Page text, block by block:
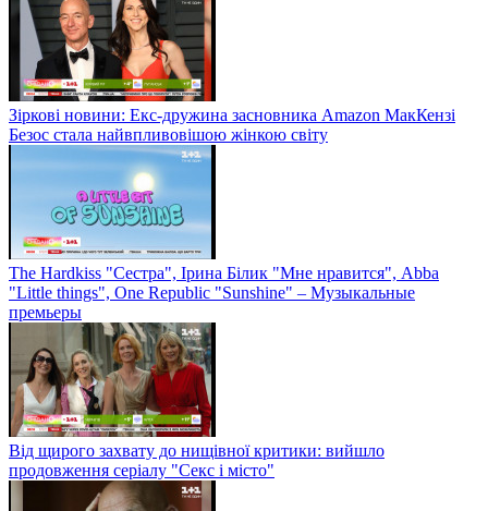
Зіркові новини: Екс-дружина засновника Amazon МакКензі
Безос стала найвпливовішою жінкою світу
The Hardkiss "Сестра", Ірина Білик "Мне нравится", Abba
"Little things", One Republic "Sunshine" – Музыкальные
премьеры
Від щирого захвату до нищівної критики: вийшло
продовження серіалу "Секс і місто"